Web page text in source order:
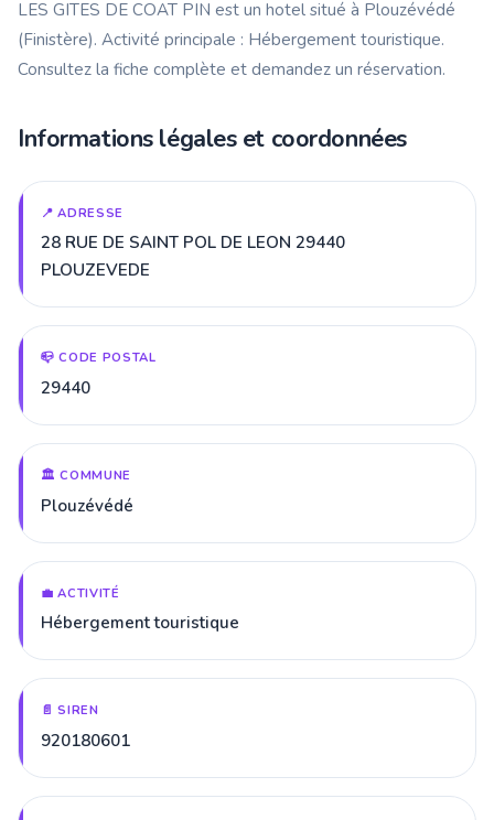
LES GITES DE COAT PIN est un hotel situé à Plouzévédé
(Finistère). Activité principale : Hébergement touristique.
Consultez la fiche complète et demandez un réservation.
Informations légales et coordonnées
📍 ADRESSE
28 RUE DE SAINT POL DE LEON 29440
PLOUZEVEDE
📪 CODE POSTAL
29440
🏛️ COMMUNE
Plouzévédé
💼 ACTIVITÉ
Hébergement touristique
📄 SIREN
920180601